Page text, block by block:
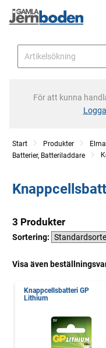
För att kunna
Start Produkter
Batterier, Batteriladdare
3 Produkter
Sortering:
Visa även
Knappcellsbatteri GP
Lithium